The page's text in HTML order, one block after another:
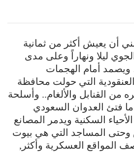
أن يعيش أكثر من ثمانية
ليلا ونهاراً وعلى مدى
ويصمد أمام الهجمات
العنقودية التي حولت محافظة
من القنابل والألغام.. وأسلحة
ما فتئ العدوان السعودي
السكنية ويدمر المصانع
المساجد التي هي بيوت
المواقع العسكرية وأكثر,